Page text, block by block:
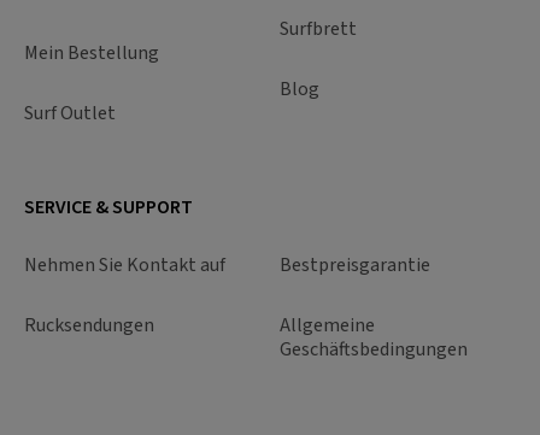
Mein Bestellung
Surf Outlet
Surfbrett
Blog
SERVICE & SUPPORT
Nehmen Sie Kontakt auf
Rucksendungen
Bestpreisgarantie
Allgemeine
Geschäftsbedingungen